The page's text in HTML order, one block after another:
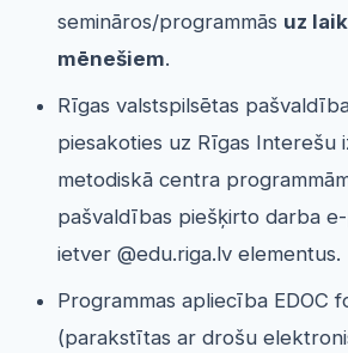
semināros/programmās uz
mēnešiem.
Rīgas valstspilsētas
piesakoties uz Rīgas Interešu
metodiskā centra
pašvaldības piešķirto darba
ietver @edu.riga.lv elementus.
Programmas apliecība EDOC
(parakstītas ar drošu